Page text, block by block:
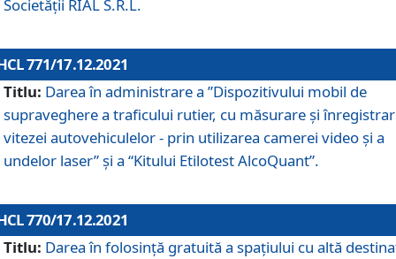
Societăţii RIAL S.R.L.
771/17.12.2021
Titlu: Darea în administrare a ”Dispozitivului mobil de
supraveghere a traficului rutier, cu măsurare și
vitezei autovehiculelor - prin utilizarea camerei video și a
undelor laser” și a “Kitului Etilotest AlcoQuant”.
770/17.12.2021
Titlu: Darea în folosinţă gratuită a spaţiului cu altă